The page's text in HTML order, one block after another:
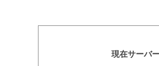
現在サーバ